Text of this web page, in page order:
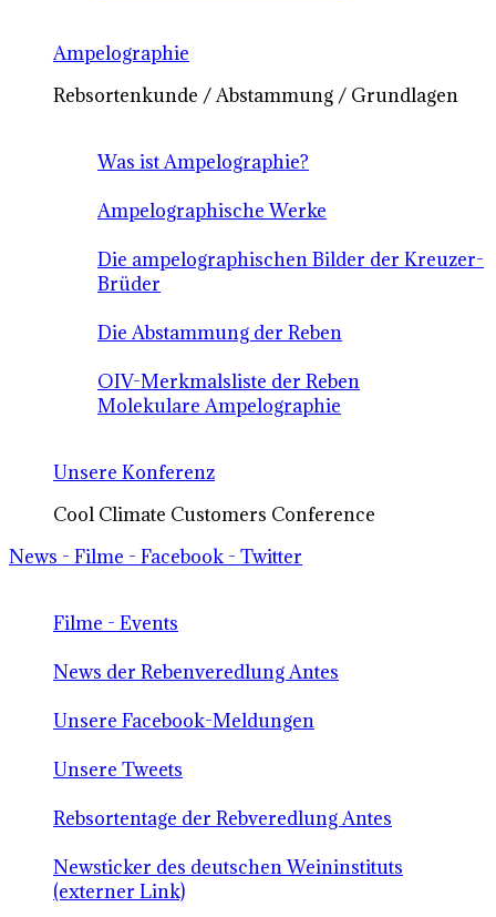
Ampelographie
Rebsortenkunde / Abstammung / Grundlagen
Was ist Ampelographie?
Ampelographische Werke
Die ampelographischen Bilder der Kreuzer-
Brüder
Die Abstammung der Reben
OIV-Merkmalsliste der Reben
Molekulare Ampelographie
Unsere Konferenz
Cool Climate Customers Conference
News - Filme - Facebook - Twitter
Filme - Events
News der Rebenveredlung Antes
Unsere Facebook-Meldungen
Unsere Tweets
Rebsortentage der Rebveredlung Antes
Newsticker des deutschen Weininstituts
(externer Link)